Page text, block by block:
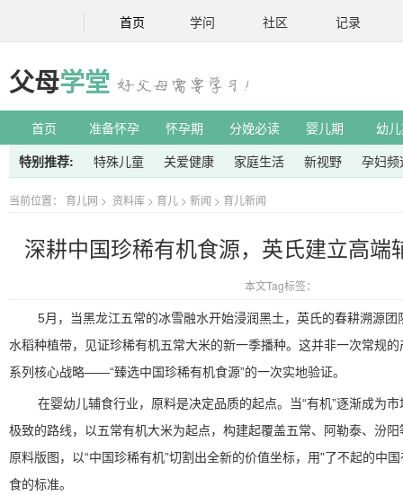
首页 学问 社区 记录
父母学堂
首页 准备怀孕 怀孕期 分娩必读 婴儿期
幼
特别推荐:
特殊儿童 关爱健康 家庭生活 新视野 孕妇频
当前位置： 育儿网 > 资料库 > 育儿 > 新闻 > 育儿新闻
深耕中国珍稀有机食源，英氏建立高端
本文Tag标签：
5月，当黑龙江五常的冰雪融水开始浸润黑土，英氏的春耕溯源团
水稻种植带，见证珍稀有机五常大米的新一季播种。这并非一次常规
系列核心战略——“臻选中国珍稀有机食源”的一次实地验证。
在婴幼儿辅食行业，原料是决定品质的起点。当“有机”逐渐成为
极致的路线，以五常有机大米为起点，构建起覆盖五常、阿勒泰、汾
原料版图，以“中国珍稀有机”切割出全新的价值坐标，用"了不起的中
食的标准。